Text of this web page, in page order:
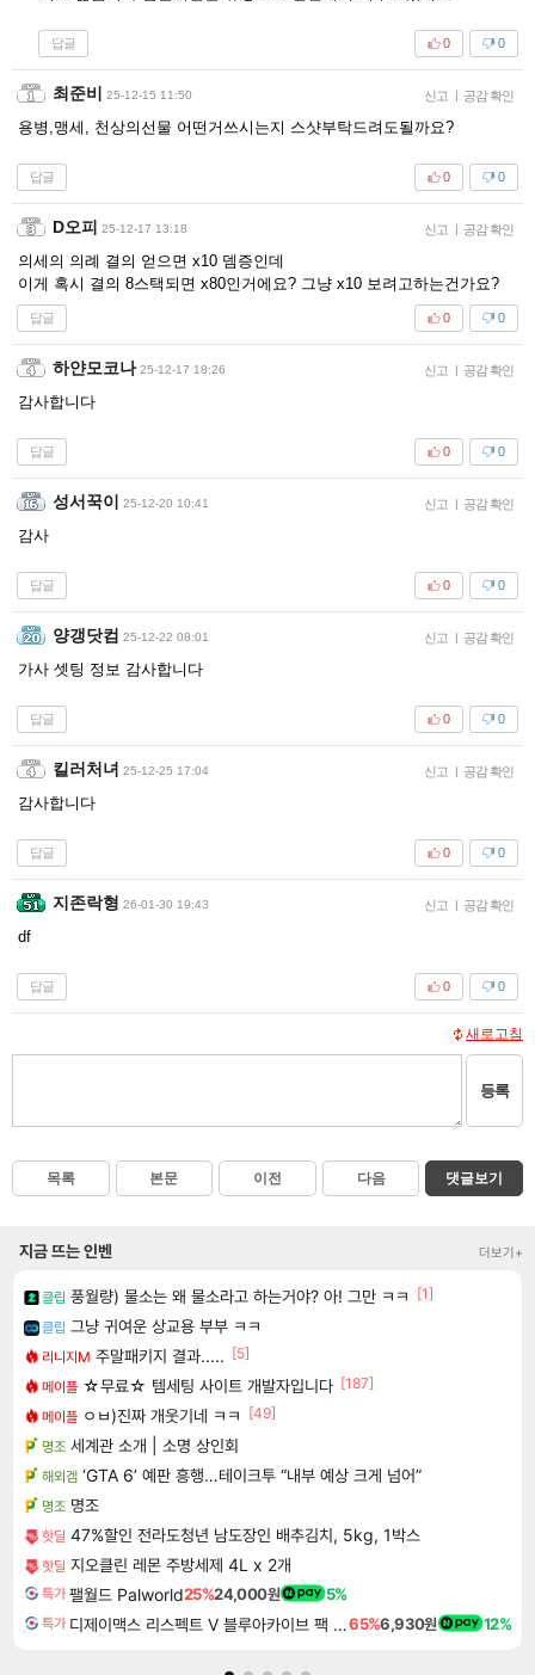
답글 0
0
최준비 25-12-15 11:50 신고 | 공감 확인
용병,맹세, 천상의선물 어떤거쓰시는지 스샷부탁드려도될까요?
답글 0
0
D오피 25-12-17 13:18 신고 | 공감 확인
의세의 의례 결의 얻으면 x10 뎀증인데
이게 혹시 결의 8스택되면 x80인거에요? 그냥 x10 보려고하는건가요?
답글 0
0
하얀모코나 25-12-17 18:26 신고 | 공감 확인
감사합니다
답글 0
0
성서꾹이 25-12-20 10:41 신고 | 공감 확인
감사
답글 0
0
양갱닷컴 25-12-22 08:01 신고 | 공감 확인
가사 셋팅 정보 감사합니다
답글 0
0
킬러처녀 25-12-25 17:04 신고 | 공감 확인
감사합니다
답글 0
0
지존락형 26-01-30 19:43 신고 | 공감 확인
df
답글 0
0
새로고침
등록
목록 본문 이전 다음 댓글보기
지금 뜨는 인벤 더보기+
클립 풍월량) 물소는 왜 물소라고 하는거야? 아! 그만 ㅋㅋ
[1]
클립 그냥 귀여운 상교용 부부 ㅋㅋ
리니지M 주말패키지 결과..... [5]
메이플 ☆무료☆ 템세팅 사이트 개발자입니다 [187]
메이플 ㅇㅂ)진짜 개웃기네 ㅋㅋ
[49]
명조 세계관 소개 | 소명 상인회
해외겜 ‘GTA 6’ 예판 흥행…테이크투 “내부 예상 크게 넘어”
명조 명조
핫딜 47%할인 전라도청년 남도장인 배추김치, 5kg, 1박스
핫딜 지오클린 레몬 주방세제 4L x 2개
특가 팰월드 Palworld25%24,000원 5%
특가 디제이맥스 리스펙트 V 블루아카이브 팩 DJMAX RESPECT V Blue Archive Pack DLC65%6,930원 12%